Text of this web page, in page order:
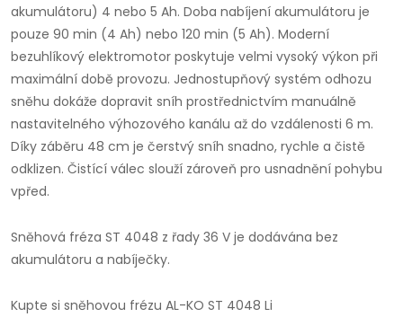
akumulátoru) 4 nebo 5 Ah. Doba nabíjení akumulátoru je
pouze 90 min (4 Ah) nebo 120 min (5 Ah). Moderní
bezuhlíkový elektromotor poskytuje velmi vysoký výkon při
maximální době provozu. Jednostupňový systém odhozu
sněhu dokáže dopravit sníh prostřednictvím manuálně
nastavitelného výhozového kanálu až do vzdálenosti 6 m.
Díky záběru 48 cm je čerstvý sníh snadno, rychle a čistě
odklizen. Čistící válec slouží zároveň pro usnadnění pohybu
vpřed.
Sněhová fréza ST 4048 z řady 36 V je dodávána bez
akumulátoru a nabíječky.
Kupte si sněhovou frézu AL-KO ST 4048 Li